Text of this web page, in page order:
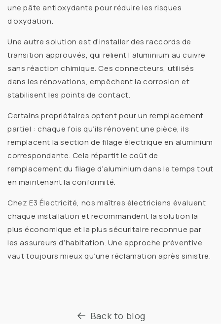
unepâte antioxydante pour réduire les risques
d’oxydation.
Une autre solution est d’installer desraccords de
transition approuvés, qui relient l’aluminium au cuivre
sans réaction chimique. Ces connecteurs, utilisés
dans les rénovations, empêchent la corrosion et
stabilisent les points de contact.
Certains propriétaires optent pour un remplacement
partiel : chaque fois qu’ils rénovent une pièce, ils
remplacent la section defilage électrique en aluminium
correspondante. Cela répartit le coût de
remplacement du filage d’aluminium dans le temps tout
en maintenant la conformité.
Chez E3 Électricité, nos maîtres électriciens évaluent
chaque installation et recommandent lasolution la
plus économique et la plus sécuritaire reconnue par
les assureurs d’habitation. Une approche préventive
vaut toujours mieux qu’une réclamation après sinistre.
Back to blog